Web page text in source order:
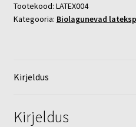
Tootekood: LATEX004
Kategooria: Biolagunevad
Kirjeldus
Kirjeldus